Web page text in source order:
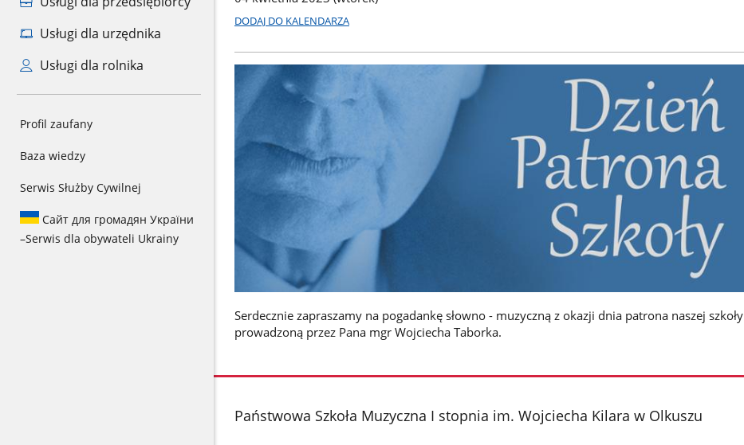
Usługi dla urzędnika
Usługi dla rolnika
Profil zaufany
Baza wiedzy
Serwis Służby Cywilnej
Сайт для громадян України
–Serwis dla obywateli Ukrainy
DODAJ DO KALENDARZA
Serdecznie zapraszamy na pogadankę słowno - muzyczną z okazji dnia patrona naszej szkoły
prowadzoną przez Pana mgr Wojciecha Taborka.
stopka
Państwowa Szkoła Muzyczna I stopnia im. Wojciecha Kilara w Olkuszu